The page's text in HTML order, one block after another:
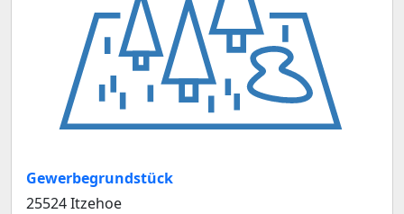
Gewerbegrundstück
25524 Itzehoe